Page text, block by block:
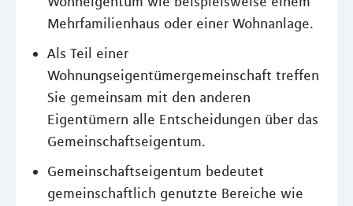
Mehrfamilienhaus oder einer Wohnanlage.
Als Teil einer
Wohnungseigentümergemeinschaft treffen
Sie gemeinsam mit den anderen
Eigentümern alle Entscheidungen über das
Gemeinschaftseigentum.
Gemeinschaftseigentum bedeutet
gemeinschaftlich genutzte Bereiche wie